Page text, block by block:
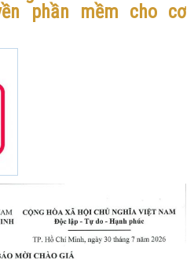
phần mềm cho cơ